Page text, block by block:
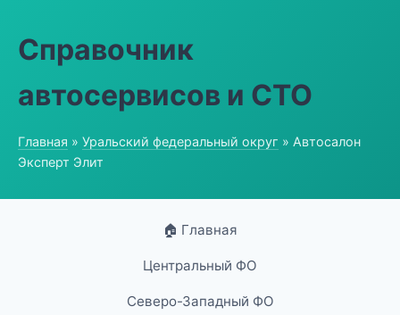
Справочник
автосервисов и СТО
Главная » Уральский федеральный округ » Автосалон
Эксперт Элит
🏠 Главная
Центральный ФО
Северо-Западный ФО